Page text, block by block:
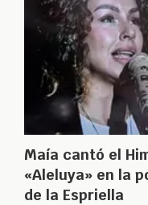
Maía cantó el
«Aleluya» en la
de la Espriella